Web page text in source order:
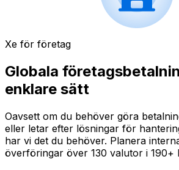
Xe för företag
Globala
enklare sätt
Oavsett om du behöver göra
eller letar efter lösningar för
har vi det du behöver. Planera
överföringar över 130 valutor i 190+